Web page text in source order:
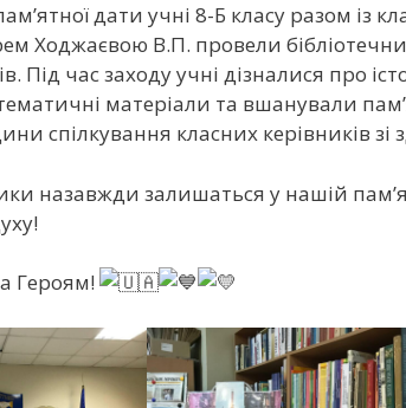
дати учні 8-Б класу разом із
Ходжаєвою В.П. провели
Під час заходу учні дізналися про
матеріали та вшанували
спілкування класних керівників зі
назавжди залишаться у нашій
Героям!